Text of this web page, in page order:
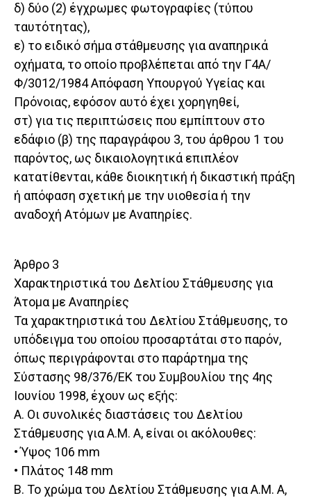
δ) δύο (2) έγχρωμες φωτογραφίες (τύπου
ταυτότητας),
ε) το ειδικό σήμα στάθμευσης για αναπηρικά
οχήματα, το οποίο προβλέπεται από την Γ4Α/
Φ/3012/1984 Απόφαση Υπουργού Υγείας και
Πρόνοιας, εφόσον αυτό έχει χορηγηθεί,
στ) για τις περιπτώσεις που εμπίπτουν στο
εδάφιο (β) της παραγράφου 3, του άρθρου 1 του
παρόντος, ως δικαιολογητικά επιπλέον
κατατίθενται, κάθε διοικητική ή δικαστική πράξη
ή απόφαση σχετική με την υιοθεσία ή την
αναδοχή Ατόμων με Αναπηρίες.
Άρθρο 3
Χαρακτηριστικά του Δελτίου Στάθμευσης για
Άτομα με Αναπηρίες
Τα χαρακτηριστικά του Δελτίου Στάθμευσης, το
υπόδειγμα του οποίου προσαρτάται στο παρόν,
όπως περιγράφονται στο παράρτημα της
Σύστασης 98/376/ΕΚ του Συμβουλίου της 4ης
Ιουνίου 1998, έχουν ως εξής:
Α. Οι συνολικές διαστάσεις του Δελτίου
Στάθμευσης για Α.Μ. Α, είναι οι ακόλουθες:
• Ύψος 106 mm
• Πλάτος 148 mm
Β. Το χρώμα του Δελτίου Στάθμευσης για Α.Μ. Α,